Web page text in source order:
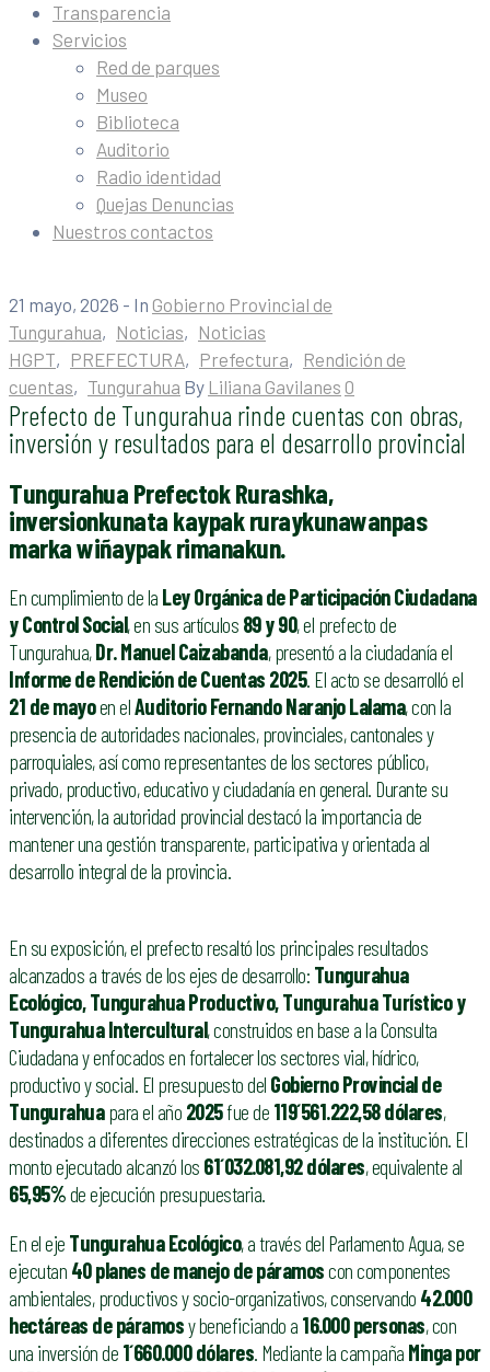
Transparencia
Servicios
Red de parques
Museo
Biblioteca
Auditorio
Radio identidad
Quejas Denuncias
Nuestros contactos
21 mayo, 2026 - In Gobierno Provincial de
Tungurahua‚ Noticias‚ Noticias
HGPT‚ PREFECTURA‚ Prefectura‚ Rendición de
cuentas‚ Tungurahua By Liliana Gavilanes 0
Prefecto de Tungurahua rinde cuentas con obras,
inversión y resultados para el desarrollo provincial
Tungurahua Prefectok Rurashka,
inversionkunata kaypak ruraykunawanpas
marka wiñaypak rimanakun.
En cumplimiento de la Ley Orgánica de Participación Ciudadana
y Control Social, en sus artículos 89 y 90, el prefecto de
Tungurahua,Dr. Manuel Caizabanda, presentó a la ciudadanía el
Informe de Rendición de Cuentas 2025. El acto se desarrolló el
21 de mayoen elAuditorio Fernando Naranjo Lalama, con la
presencia de autoridades nacionales, provinciales, cantonales y
parroquiales, así como representantes de los sectores público,
privado, productivo, educativo y ciudadanía en general. Durante su
intervención, la autoridad provincial destacó la importancia de
mantener una gestión transparente, participativa y orientada al
desarrollo integral de la provincia.
En su exposición, el prefecto resaltó los principales resultados
alcanzados a través de los ejes de desarrollo: Tungurahua
Ecológico, Tungurahua Productivo, Tungurahua Turístico y
Tungurahua Intercultural, construidos en base a la Consulta
Ciudadana y enfocados en fortalecer los sectores vial, hídrico,
productivo y social. El presupuesto del Gobierno Provincial de
Tungurahuapara el año 2025fue de 119´561.222,58 dólares,
destinados a diferentes direcciones estratégicas de la institución. El
monto ejecutado alcanzó los 61´032.081,92 dólares, equivalente al
65,95%de ejecución presupuestaria.
En el eje Tungurahua Ecológico, a través del Parlamento Agua, se
ejecutan 40 planes de manejo de páramoscon componentes
ambientales, productivos y socio-organizativos, conservando 42.000
hectáreas de páramosy beneficiando a 16.000 personas, con
una inversión de 1´660.000 dólares. Mediante la campaña Minga por